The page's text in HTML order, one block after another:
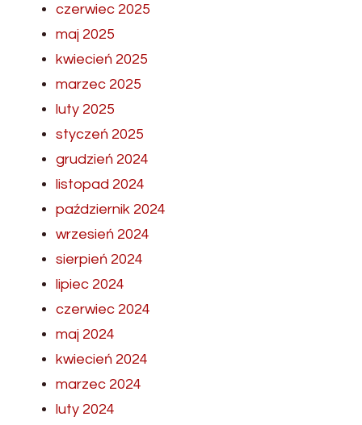
czerwiec 2025
maj 2025
kwiecień 2025
marzec 2025
luty 2025
styczeń 2025
grudzień 2024
listopad 2024
październik 2024
wrzesień 2024
sierpień 2024
lipiec 2024
czerwiec 2024
maj 2024
kwiecień 2024
marzec 2024
luty 2024